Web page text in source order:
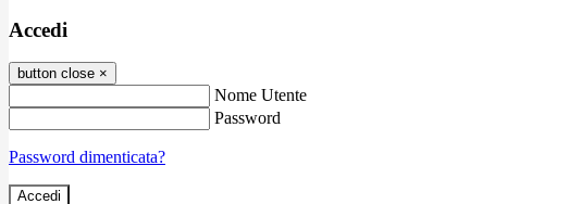
Accedi
button close ×
Nome Utente
Password
Password dimenticata?